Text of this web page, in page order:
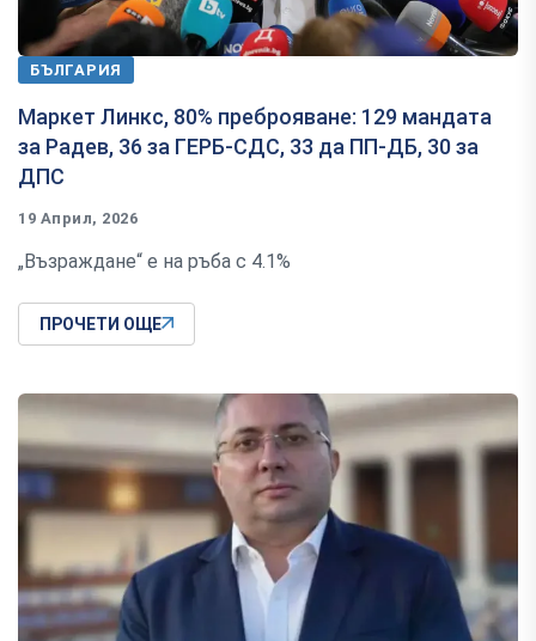
БЪЛГАРИЯ
Маркет Линкс, 80% преброяване: 129 мандата
за Радев, 36 за ГЕРБ-СДС, 33 да ПП-ДБ, 30 за
ДПС
19 Април, 2026
„Възраждане“ е на ръба с 4.1%
ПРОЧЕТИ ОЩЕ